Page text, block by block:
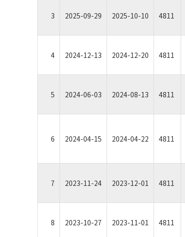
3 2025-09-29 2025-10-10 4811
4 2024-12-13 2024-12-20 4811
5 2024-06-03 2024-08-13 4811
6 2024-04-15 2024-04-22 4811
7 2023-11-24 2023-12-01 4811
8 2023-10-27 2023-11-01 4811